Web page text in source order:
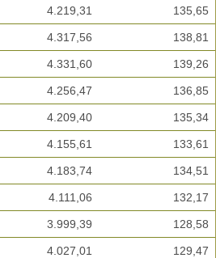
4.219,31 135,65
4.317,56 138,81
4.331,60 139,26
4.256,47 136,85
4.209,40 135,34
4.155,61 133,61
4.183,74 134,51
4.111,06 132,17
3.999,39 128,58
4.027,01 129,47